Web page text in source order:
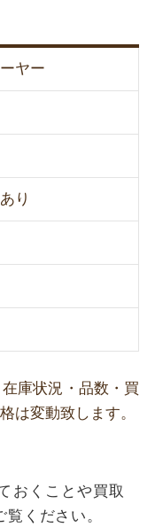
ヤー
り
庫状況・品数・買
は変動致します。
おくことや買取
覧ください。